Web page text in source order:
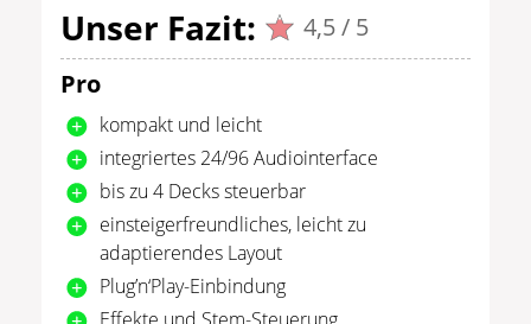
Unser Fazit:
4,5 / 5
Pro
kompakt und leicht
integriertes 24/96 Audiointerface
bis zu 4 Decks steuerbar
einsteigerfreundliches, leicht zu
adaptierendes Layout
Plug’n‘Play-Einbindung